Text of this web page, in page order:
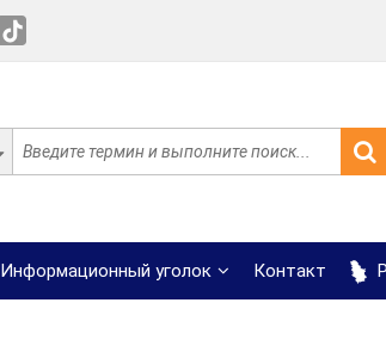
Информационный уголок Контакт